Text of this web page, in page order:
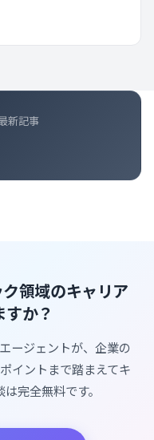
新記事
領域のキャリア
か？
ージェントが、企業の
イントまで踏まえてキ
完全無料です。